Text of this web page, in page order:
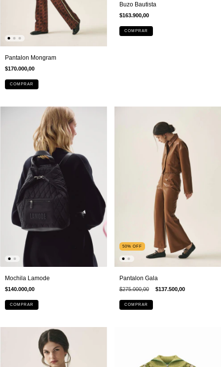
Pantalon Mongram
$170.000,00
COMPRAR
Buzo Bautista
$163.900,00
COMPRAR
Mochila Lamode
$140.000,00
COMPRAR
50% OFF
Pantalon Gala
$275.000,00 $137.500,00
COMPRAR